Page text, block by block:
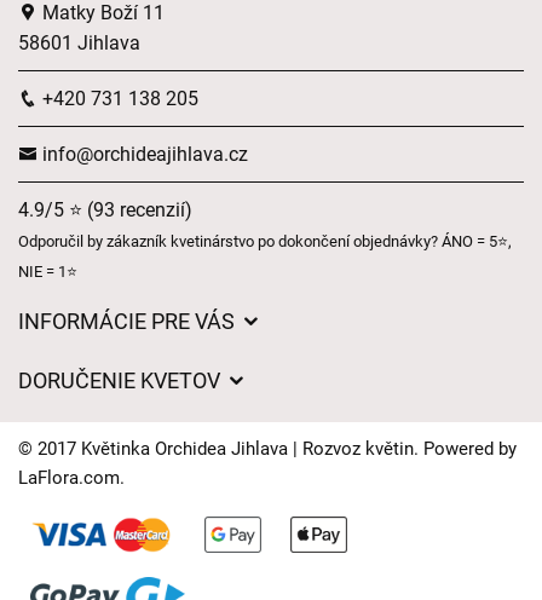
Matky Boží 11
58601 Jihlava
+420 731 138 205
info@orchideajihlava.cz
4.9/5 ⭐ (93 recenzií)
Odporučil by zákazník kvetinárstvo po dokončení objednávky? ÁNO = 5⭐,
NIE = 1⭐
INFORMÁCIE PRE VÁS
Časy doručenia kvetov – prehľad možností
DORUČENIE KVETOV
Kam doručujeme kvety
Kontaktujte nás
© 2017 Květinka Orchidea Jihlava | Rozvoz květin. Powered by
LaFlora.com.